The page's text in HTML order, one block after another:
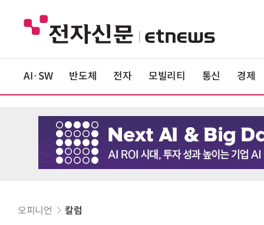
AI·SW 반도체 전자 모빌리티 통신 경제
오피니언 칼럼